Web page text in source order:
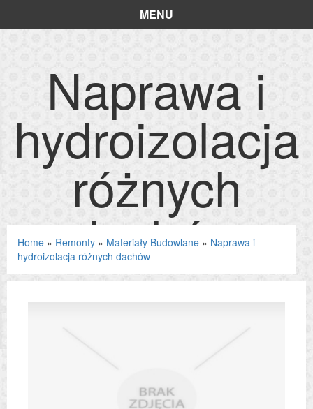
MENU
Naprawa i
hydroizolacja
różnych
dachów
Home » Remonty » Materiały Budowlane » Naprawa i
hydroizolacja różnych dachów